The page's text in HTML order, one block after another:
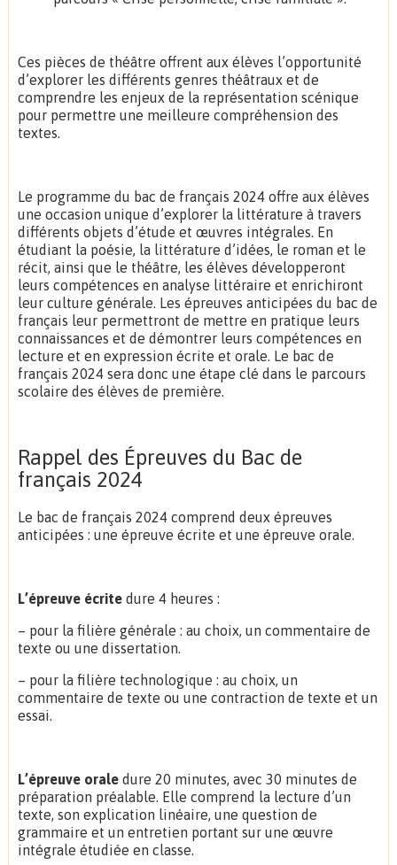
Ces pièces de théâtre offrent aux élèves l’opportunité
d’explorer les différents genres théâtraux et de
comprendre les enjeux de la représentation scénique
pour permettre une meilleure compréhension des
textes.
Le programme du bac de français 2024 offre aux élèves
une occasion unique d’explorer la littérature à travers
différents objets d’étude et œuvres intégrales. En
étudiant la poésie, la littérature d’idées, le roman et le
récit, ainsi que le théâtre, les élèves développeront
leurs compétences en analyse littéraire et enrichiront
leur culture générale. Les épreuves anticipées du bac de
français leur permettront de mettre en pratique leurs
connaissances et de démontrer leurs compétences en
lecture et en expression écrite et orale. Le bac de
français 2024 sera donc une étape clé dans le parcours
scolaire des élèves de première.
Rappel des Épreuves du Bac de
français 2024
Le bac de français 2024 comprend deux épreuves
anticipées : une épreuve écrite et une épreuve orale.
L’épreuve écritedure 4 heures :
– pour la filière générale : au choix, un commentaire de
texte ou une dissertation.
– pour la filière technologique : au choix, un
commentaire de texte ou une contraction de texte et un
essai.
L’épreuve oraledure 20 minutes, avec 30 minutes de
préparation préalable. Elle comprend la lecture d’un
texte, son explication linéaire, une question de
grammaire et un entretien portant sur une œuvre
intégrale étudiée en classe.